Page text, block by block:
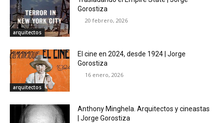
arquitectos
Gorostiza
20 febrero, 2026
arquitectos
El cine en 2024, desde 1924 | Jorge
Gorostiza
16 enero, 2026
Anthony Minghela. Arquitectos y cineastas
| Jorge Gorostiza